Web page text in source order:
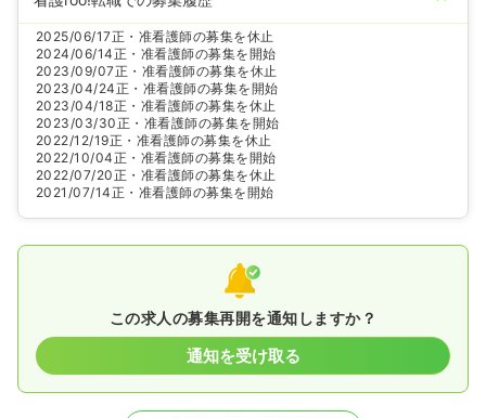
2025/06/17正・准看護師の募集を休止
2024/06/14正・准看護師の募集を開始
2023/09/07正・准看護師の募集を休止
2023/04/24正・准看護師の募集を開始
2023/04/18正・准看護師の募集を休止
2023/03/30正・准看護師の募集を開始
2022/12/19正・准看護師の募集を休止
2022/10/04正・准看護師の募集を開始
2022/07/20正・准看護師の募集を休止
2021/07/14正・准看護師の募集を開始
この求人の募集再開を通知しますか？
通知を受け取る